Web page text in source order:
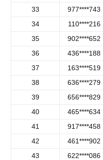
33
977****743
34
110****216
35
902****652
36
436****188
37
163****519
38
636****279
39
656****829
40
465****634
41
917****458
42
461****902
43
622****086